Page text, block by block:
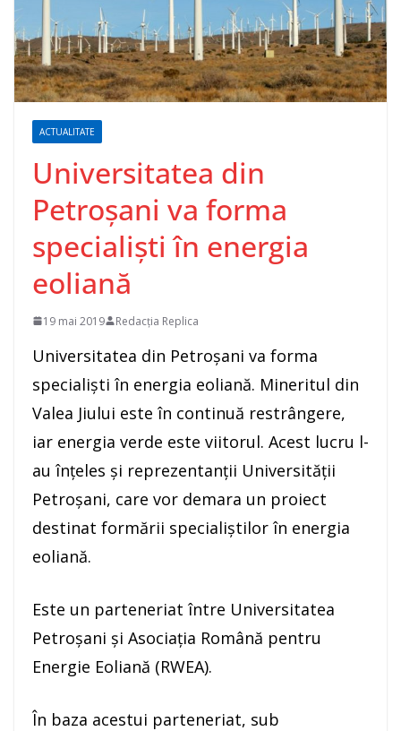
ACTUALITATE
Universitatea din
Petroșani va forma
specialiști în energia
eoliană
19 mai 2019 Redacția Replica
Universitatea din Petroșani va forma
specialiști în energia eoliană. Mineritul din
Valea Jiului este în continuă restrângere,
iar energia verde este viitorul. Acest lucru l-
au înțeles și reprezentanții Universității
Petroșani, care vor demara un proiect
destinat formării specialiștilor în energia
eoliană.
Este un parteneriat între Universitatea
Petroșani și Asociația Română pentru
Energie Eoliană (RWEA).
În baza acestui parteneriat, sub